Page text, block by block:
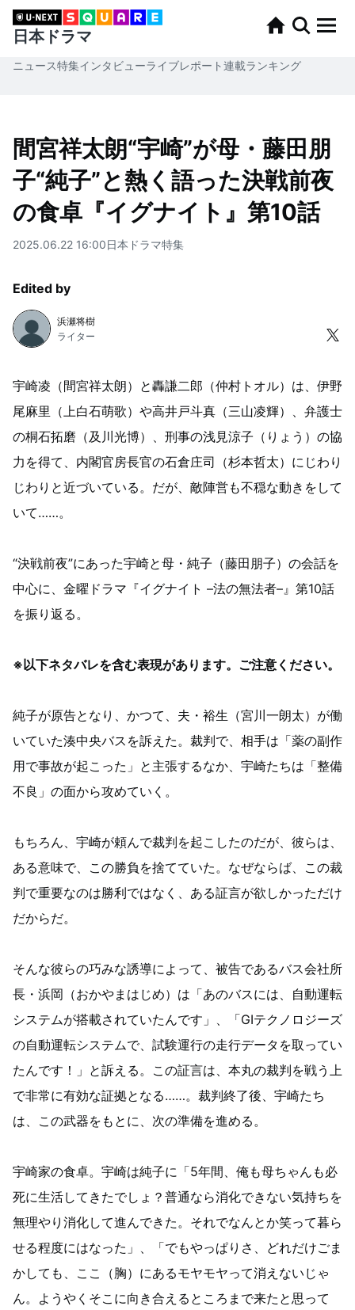
日本ドラマ
ニュース特集インタビューライブレポート連載ランキング
間宮祥太朗“宇崎”が母・藤田朋
子“純子”と熱く語った決戦前夜
の食卓『イグナイト』第10話
2025.06.22 16:00日本ドラマ特集
Edited by
浜瀬将樹
ライター
宇崎凌（間宮祥太朗）と轟謙二郎（仲村トオル）は、伊野
尾麻里（上白石萌歌）や高井戸斗真（三山凌輝）、弁護士
の桐石拓磨（及川光博）、刑事の浅見涼子（りょう）の協
力を得て、内閣官房長官の石倉庄司（杉本哲太）にじわり
じわりと近づいている。だが、敵陣営も不穏な動きをして
いて……。
“決戦前夜”にあった宇崎と母・純子（藤田朋子）の会話を
中心に、金曜ドラマ『イグナイト –法の無法者–』第10話
を振り返る。
※以下ネタバレを含む表現があります。ご注意ください。
純子が原告となり、かつて、夫・裕生（宮川一朗太）が働
いていた湊中央バスを訴えた。裁判で、相手は「薬の副作
用で事故が起こった」と主張するなか、宇崎たちは「整備
不良」の面から攻めていく。
もちろん、宇崎が頼んで裁判を起こしたのだが、彼らは、
ある意味で、この勝負を捨てていた。なぜならば、この裁
判で重要なのは勝利ではなく、ある証言が欲しかっただけ
だからだ。
そんな彼らの巧みな誘導によって、被告であるバス会社所
長・浜岡（おかやまはじめ）は「あのバスには、自動運転
システムが搭載されていたんです」、「GIテクノロジーズ
の自動運転システムで、試験運行の走行データを取ってい
たんです！」と訴える。この証言は、本丸の裁判を戦う上
で非常に有効な証拠となる……。裁判終了後、宇崎たち
は、この武器をもとに、次の準備を進める。
宇崎家の食卓。宇崎は純子に「5年間、俺も母ちゃんも必
死に生活してきたでしょ？普通なら消化できない気持ちを
無理やり消化して進んできた。それでなんとか笑って暮ら
せる程度にはなった」、「でもやっぱりさ、どれだけごま
かしても、ここ（胸）にあるモヤモヤって消えないじゃ
ん。ようやくそこに向き合えるところまで来たと思って